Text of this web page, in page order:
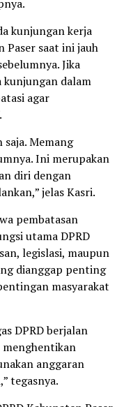
kunjungan kerja
Paser saat ini jauh
Jika
kunjungan dalam
agar
Memang
Ini merupakan
diri dengan
jelas Kasri.
pembatasan
utama DPRD
legislasi, maupun
dianggap penting
masyarakat
DPRD berjalan
menghentikan
anggaran
tegasnya.